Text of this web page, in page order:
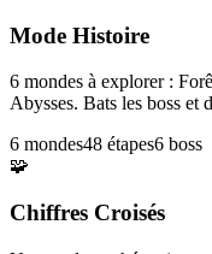
Mode Histoire
6 mondes à explorer :
Abysses. Bats les boss et
6 mondes48 étapes6 boss
🧩
Chiffres Croisés